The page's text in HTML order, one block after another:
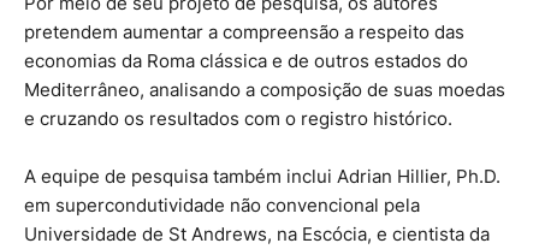
pretendem aumentar a compreensão a respeito das
economias da Roma clássica e de outros estados do
Mediterrâneo, analisando a composição de suas moedas
e cruzando os resultados com o registro histórico.
A equipe de pesquisa também inclui Adrian Hillier, Ph.D.
em supercondutividade não convencional pela
Universidade de St Andrews, na Escócia, e cientista da